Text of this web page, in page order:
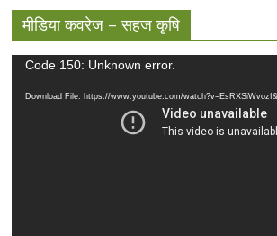
मीडिया कवरेज – सहज कृषि
Video
Code 150: Unknown error.
Download File: https://www.youtube.com/